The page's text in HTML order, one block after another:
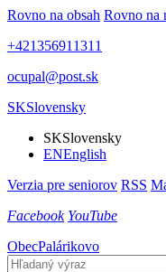
Rovno na obsah Rovno na
+421356911311
ocupal@post.sk
SKSlovensky
SKSlovensky
ENEnglish
Verzia pre seniorov RSS
Facebook YouTube
ObecPalárikovo